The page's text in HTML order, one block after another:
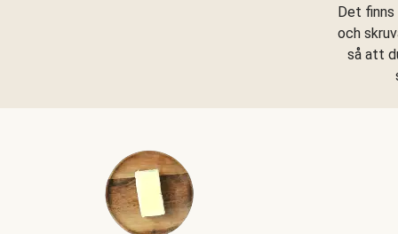
Det finns
och
så att